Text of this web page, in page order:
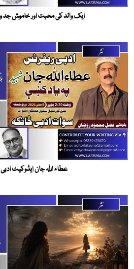
ایک والد کی محبت اور خاموش جد
عطاء اللہ جان ایڈوکیٹ